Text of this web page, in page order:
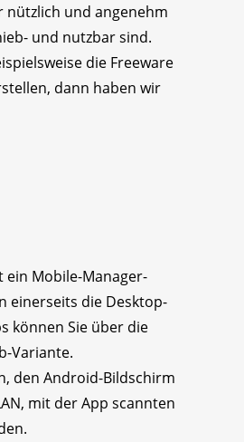
nützlich und angenehm
und nutzbar sind.
die Freeware
dann haben wir
Mobile-Manager-
einerseits die Desktop-
können Sie über die
Variante.
den Android-Bildschirm
mit der App scannten